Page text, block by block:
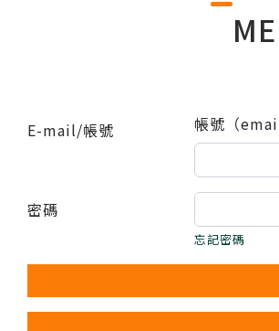
E-mail/帳號 帳號（email
密碼
忘記密碼